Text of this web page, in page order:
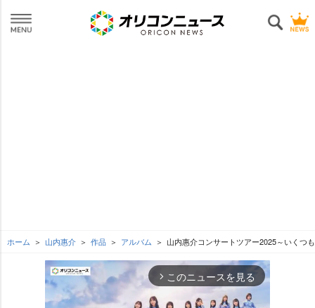
ホーム 山内惠介 作品 アルバム 山内惠介コンサートツアー2025～いくつ
arrow_forward_ios このニュースを見る